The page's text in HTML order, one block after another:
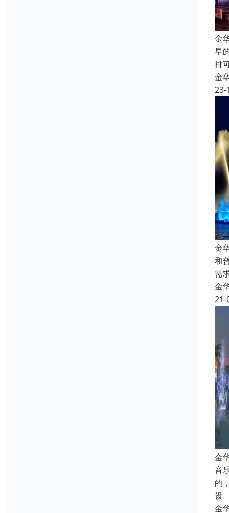
金
早
排
金
23-
金
和
需
金
21-
金
音
的
设
金